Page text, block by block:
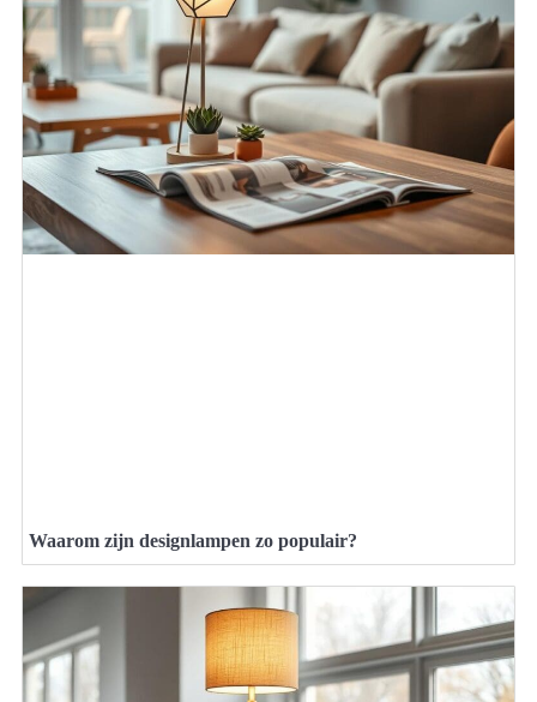
Waarom zijn designlampen zo populair?